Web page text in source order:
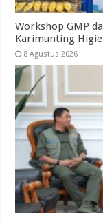
Workshop GMP
Karimunting
8 Agustus 2026